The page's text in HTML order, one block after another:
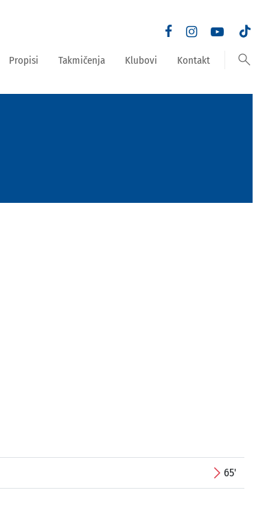
Propisi Takmičenja Klubovi Kontakt search
65'